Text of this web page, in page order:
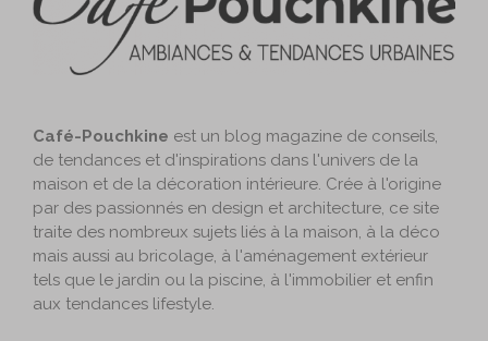
Café-Pouchkine est un blog magazine de conseils,
de tendances et d'inspirations dans l'univers de la
maison et de la décoration intérieure. Crée à l'origine
par des passionnés en design et architecture, ce site
traite des nombreux sujets liés à la maison, à la déco
mais aussi au bricolage, à l'aménagement extérieur
tels que le jardin ou la piscine, à l'immobilier et enfin
aux tendances lifestyle.